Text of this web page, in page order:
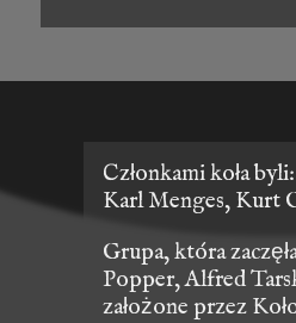
Członkami koła
Karl Menges, Kurt
Grupa, która
Popper, Alfred
założone przez